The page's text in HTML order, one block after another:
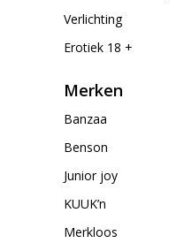
Verlichting
Erotiek 18 +
Merken
Banzaa
Benson
Junior joy
KUUK’n
Merkloos